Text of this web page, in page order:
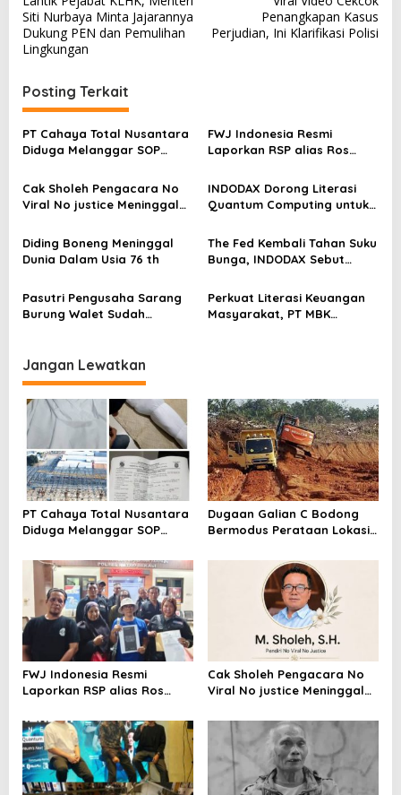
a
v
i
g
a
s
i
p
o
s
Siti Nurbaya Minta Jajarannya
Dukung PEN dan Pemulihan
Lingkungan
Penangkapan Kasus
Perjudian, Ini Klarifikasi Polisi
Posting Terkait
PT Cahaya Total Nusantara
Diduga Melanggar SOP
Kerja Hingga meninggal
Dunia, Kluarga Korban
Merasa Di abaikan
FWJ Indonesia Resmi
Laporkan RSP alias Ros
Cak Sholeh Pengacara No
Viral No justice Meninggal
INDODAX Dorong Literasi
Quantum Computing untuk
Blockchain
Diding Boneng Meninggal
Dunia Dalam Usia 76 th
The Fed Kembali Tahan Suku
Bunga, INDODAX Sebut
Sentimen Pasar
Pasutri Pengusaha Sarang
Burung Walet Sudah
Segera Lakukan Penahanan
Perkuat Literasi Keuangan
Masyarakat, PT MBK
Jangan Lewatkan
PT Cahaya Total Nusantara
Diduga Melanggar SOP
Kerja Hingga meninggal
Dunia, Kluarga Korban
Merasa Di abaikan
Dugaan Galian C Bodong
Bermodus Perataan Lokasi
Riau Akan Tinjauan Lokasi
FWJ Indonesia Resmi
Laporkan RSP alias Ros
Cak Sholeh Pengacara No
Viral No justice Meninggal